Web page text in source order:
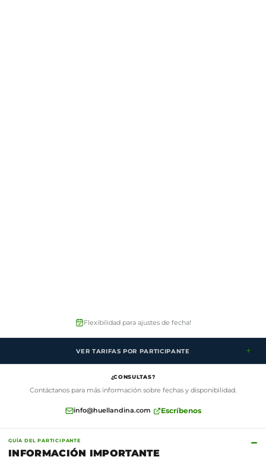
GUÍA DEL PARTICIPANTE
INFORMACIÓN IMPORTANTE
−
Flexibilidad para ajustes de fecha!
VER TARIFAS POR PARTICIPANTE +
¿CONSULTAS?
Contáctanos para más información sobre fechas y disponibilidad.
info@huellandina.com Escríbenos